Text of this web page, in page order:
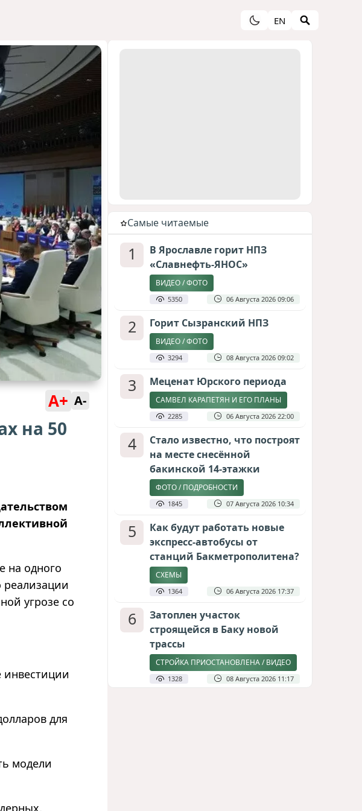
EN
A+ A-
на 50
на одного
реализации
угрозе со
инвестиции
для
модели
Cамые читаемые
1
В Ярославле горит НПЗ
«Славнефть-ЯНОС»
ВИДЕО / ФОТО
5350 06 Августа 2026 09:06
2 Горит Сызранский НПЗ
ВИДЕО / ФОТО
3294 08 Августа 2026 09:02
3 Меценат Юрского периода
САМВЕЛ КАРАПЕТЯН И ЕГО ПЛАНЫ
2285 06 Августа 2026 22:00
4
Стало известно, что построят
на месте снесённой
бакинской 14-этажки
ФОТО / ПОДРОБНОСТИ
1845 07 Августа 2026 10:34
5
Как будут работать новые
экспресс-автобусы от
станций Бакметрополитена?
СХЕМЫ
1364 06 Августа 2026 17:37
6
Затоплен участок
строящейся в Баку новой
трассы
СТРОЙКА ПРИОСТАНОВЛЕНА / ВИДЕО
1328 08 Августа 2026 11:17